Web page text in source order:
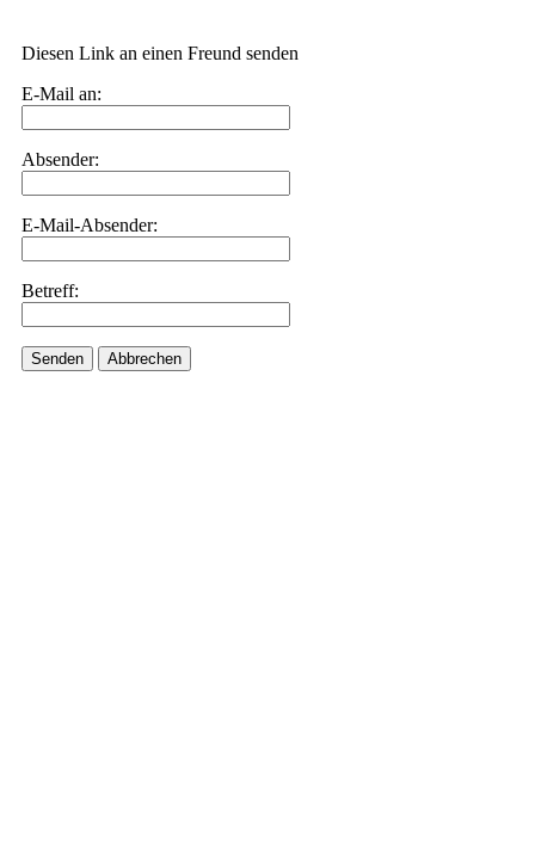
Diesen Link an einen Freund senden
E-Mail an:
Absender:
E-Mail-Absender:
Betreff:
Senden Abbrechen